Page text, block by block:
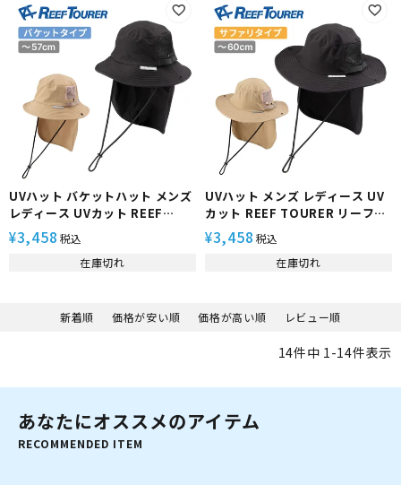
UVハット バケットハット メンズ
レディース UVカット REEF
TOURER リーフツアラー
UPF50+ 帽子 マリンハット 首 日
焼け防止 シュノーケリング 海水
¥3,458 税込
在庫切れ
UVハット メンズ レディース UV
カット REEF TOURER リーフツ
アラー UPF50+ 帽子 マリンハッ
ト 首 日焼け防止 シュノーケリン
グ 海水浴 アウトドア RA5016
¥3,458 税込
在庫切れ
新着順 価格が安い順 価格が高い順 レビュー順
14件中 1 -14件表示
あなたにオススメのアイテム
RECOMMENDED ITEM